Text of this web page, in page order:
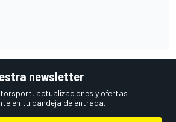
newsletter
actualizaciones y ofertas
en tu bandeja de entrada.